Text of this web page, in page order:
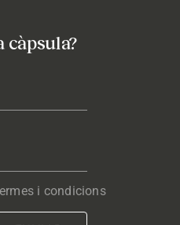
càpsula?
i condicions